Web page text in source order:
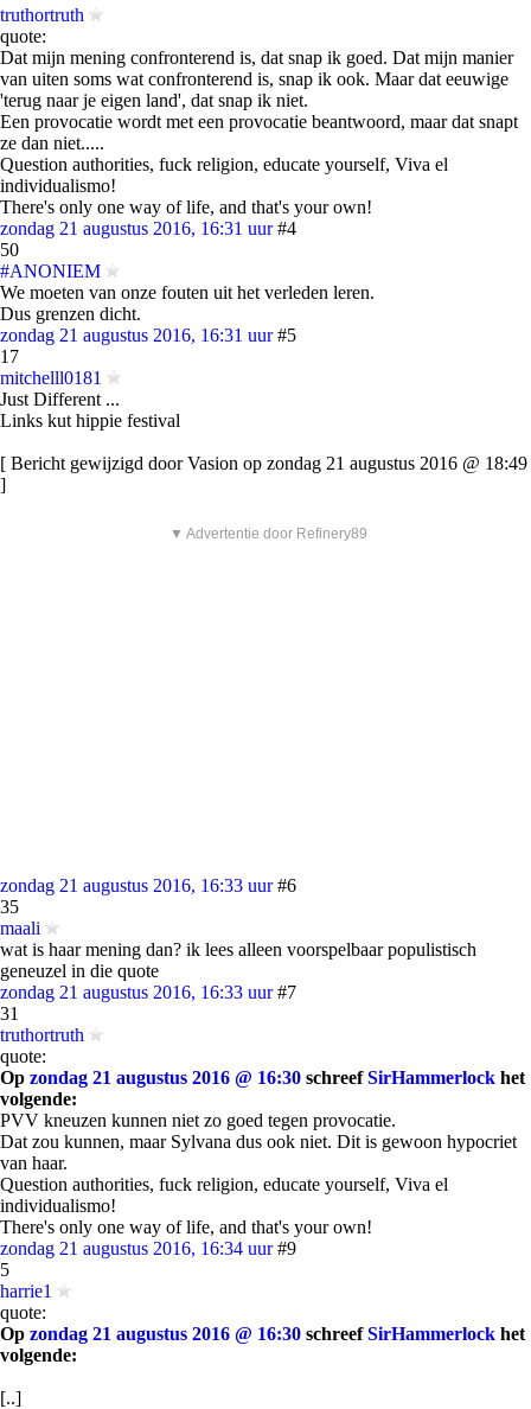
truthortruth
quote:
Dat mijn mening confronterend is, dat snap ik goed. Dat mijn manier
van uiten soms wat confronterend is, snap ik ook. Maar dat eeuwige
'terug naar je eigen land', dat snap ik niet.
Een provocatie wordt met een provocatie beantwoord, maar dat snapt
ze dan niet.....
Question authorities, fuck religion, educate yourself, Viva el
individualismo!
There's only one way of life, and that's your own!
zondag 21 augustus 2016, 16:31 uur #4
50
#ANONIEM
We moeten van onze fouten uit het verleden leren.
Dus grenzen dicht.
zondag 21 augustus 2016, 16:31 uur #5
17
mitchelll0181
Just Different ...
Links kut hippie festival
[ Bericht gewijzigd door Vasion op zondag 21 augustus 2016 @ 18:49
]
▼ Advertentie door Refinery89
zondag 21 augustus 2016, 16:33 uur #6
35
maali
wat is haar mening dan? ik lees alleen voorspelbaar populistisch
geneuzel in die quote
zondag 21 augustus 2016, 16:33 uur #7
31
truthortruth
quote:
Op zondag 21 augustus 2016 @ 16:30 schreefSirHammerlock het
volgende:
PVV kneuzen kunnen niet zo goed tegen provocatie.
Dat zou kunnen, maar Sylvana dus ook niet. Dit is gewoon hypocriet
van haar.
Question authorities, fuck religion, educate yourself, Viva el
individualismo!
There's only one way of life, and that's your own!
zondag 21 augustus 2016, 16:34 uur #9
5
harrie1
quote:
Op zondag 21 augustus 2016 @ 16:30 schreefSirHammerlock het
volgende:
[..]